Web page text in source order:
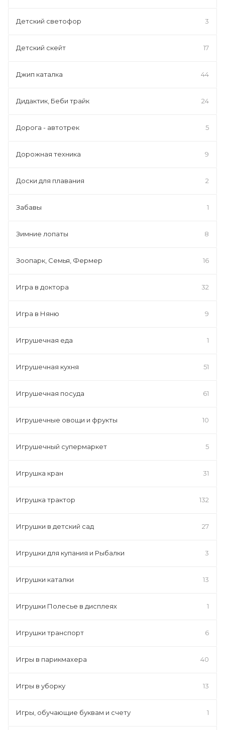
Детский светофор 3
Детский скейт 17
Джип каталка 44
Дидактик, Беби трайк 24
Дорога - автотрек 5
Дорожная техника 9
Доски для плавания 2
Забавы 1
Зимние лопаты 8
Зоопарк, Семья, Фермер 16
Игра в доктора 32
Игра в Няню 9
Игрушечная еда 1
Игрушечная кухня 51
Игрушечная посуда 61
Игрушечные овощи и фрукты 10
Игрушечный супермаркет 5
Игрушка кран 31
Игрушка трактор 132
Игрушки в детский сад 27
Игрушки для купания и Рыбалки 3
Игрушки каталки 13
Игрушки Полесье в дисплеях 1
Игрушки транспорт 6
Игры в парикмахера 40
Игры в уборку 13
Игры, обучающие буквам и счету 1